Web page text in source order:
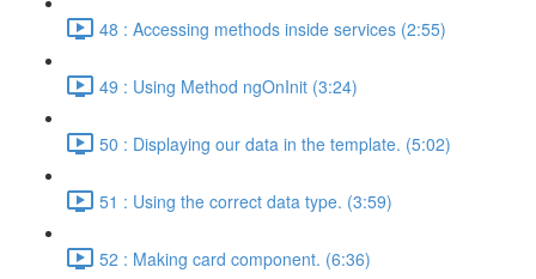
48 : Accessing methods inside services (2:55)
49 : Using Method ngOnInit (3:24)
50 : Displaying our data in the template. (5:02)
51 : Using the correct data type. (3:59)
52 : Making card component. (6:36)